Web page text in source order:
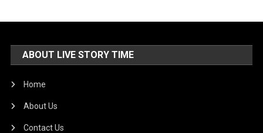
ABOUT LIVE STORY TIME
Home
About Us
Contact Us